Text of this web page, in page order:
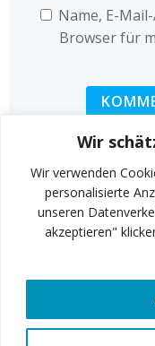
Wir
Wir verwenden
personalisierte
unseren
akzeptieren"
Name, E-
Browser für